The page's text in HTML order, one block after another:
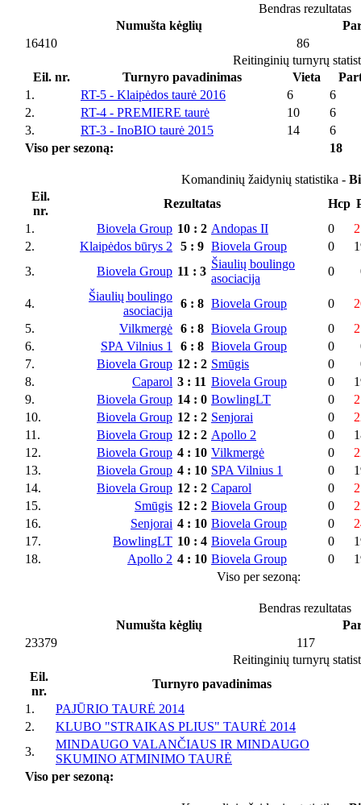
Bendras rezultatas
Numušta kėglių
16410
86
Reitinginių turnyrų
Eil. nr.
Turnyro pavadinimas Vieta
1.
RT-5 - Klaipėdos taurė 2016 6
6
2.
RT-4 - PREMIERE taurė 10
6
3.
RT-3 - InoBIO taurė 2015 14
6
Viso per sezoną:
18
Komandinių žaidynių statistika -
Eil.
nr.
Rezultatas Hcp
1.
Biovela Group 10 : 2 Andopas II 0
2.
Klaipėdos būrys 2 5 : 9 Biovela Group 0
3.
Biovela Group 11 : 3
Šiaulių boulingo
asociacija
0
4.
Šiaulių boulingo
asociacija
6 : 8 Biovela Group 0
5.
Vilkmergė 6 : 8 Biovela Group 0
6.
SPA Vilnius 1 6 : 8 Biovela Group 0
7.
Biovela Group 12 : 2 Smūgis 0
8.
Caparol 3 : 11 Biovela Group 0
9.
Biovela Group 14 : 0 BowlingLT 0
10.
Biovela Group 12 : 2 Senjorai 0
11.
Biovela Group 12 : 2 Apollo 2 0
12.
Biovela Group 4 : 10 Vilkmergė 0
13.
Biovela Group 4 : 10 SPA Vilnius 1 0
14.
Biovela Group 12 : 2 Caparol 0
15.
Smūgis 12 : 2 Biovela Group 0
16.
Senjorai 4 : 10 Biovela Group 0
17.
BowlingLT 10 : 4 Biovela Group 0
18.
Apollo 2 4 : 10 Biovela Group 0
Viso per sezoną:
Bendras rezultatas
Numušta kėglių
23379
117
Reitinginių turnyrų
Eil.
nr.
Turnyro pavadinimas
1.
PAJŪRIO TAURĖ 2014
2.
KLUBO "STRAIKAS PLIUS" TAURĖ 2014
3.
MINDAUGO VALANČIAUS IR MINDAUGO
SKUMINO ATMINIMO TAURĖ
Viso per sezoną: